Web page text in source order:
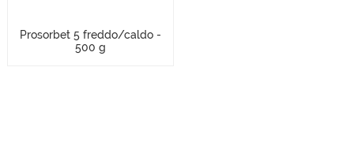
Prosorbet 5 freddo/caldo -
500 g